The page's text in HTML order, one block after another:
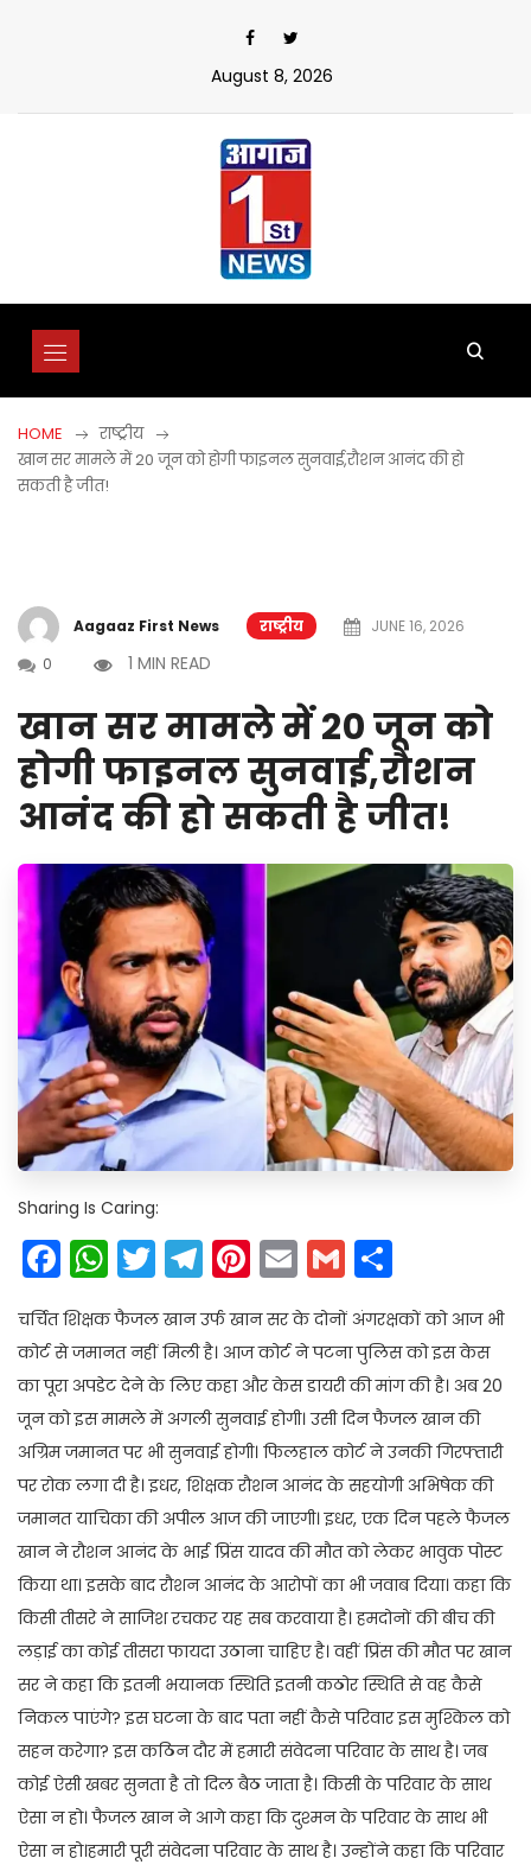
August 8, 2026
HOME
राष्ट्रीय
खान सर मामले में 20 जून को होगी फाइनल सुनवाई,रौशन आनंद की हो
सकती है जीत!
Aagaaz First News राष्ट्रीय
JUNE 16, 2026
0
1 MIN READ
खान सर मामले में 20 जून को
होगी फाइनल सुनवाई,रौशन
आनंद की हो सकती है जीत!
Sharing Is Caring:
Facebook
WhatsApp
Twitter
Telegram
Pinterest
EmailGmail
चर्चित शिक्षक फैजल खान उर्फ खान सर के दोनों अंगरक्षकों को आज भी
कोर्ट से जमानत नहीं मिली है। आज कोर्ट ने पटना पुलिस को इस केस
का पूरा अपडेट देने के लिए कहा और केस डायरी की मांग की है। अब 20
जून को इस मामले में अगली सुनवाई होगी। उसी दिन फैजल खान की
अग्रिम जमानत पर भी सुनवाई होगी। फिलहाल कोर्ट ने उनकी गिरफ्तारी
पर रोक लगा दी है। इधर, शिक्षक रौशन आनंद के सहयोगी अभिषेक की
जमानत याचिका की अपील आज की जाएगी। इधर, एक दिन पहले फैजल
खान ने रौशन आनंद के भाई प्रिंस यादव की मौत को लेकर भावुक पोस्ट
किया था। इसके बाद रौशन आनंद के आरोपों का भी जवाब दिया। कहा कि
किसी तीसरे ने साजिश रचकर यह सब करवाया है। हमदोनों की बीच की
लड़ाई का कोई तीसरा फायदा उठाना चाहिए है। वहीं प्रिंस की मौत पर खान
सर ने कहा कि इतनी भयानक स्थिति इतनी कठोर स्थिति से वह कैसे
निकल पाएंगे? इस घटना के बाद पता नहीं कैसे परिवार इस मुश्किल को
सहन करेगा? इस कठिन दौर में हमारी संवेदना परिवार के साथ है। जब
कोई ऐसी खबर सुनता है तो दिल बैठ जाता है। किसी के परिवार के साथ
ऐसा न हो। फैजल खान ने आगे कहा कि दुश्मन के परिवार के साथ भी
ऐसा न हो।हमारी पूरी संवेदना परिवार के साथ है। उन्होंने कहा कि परिवार